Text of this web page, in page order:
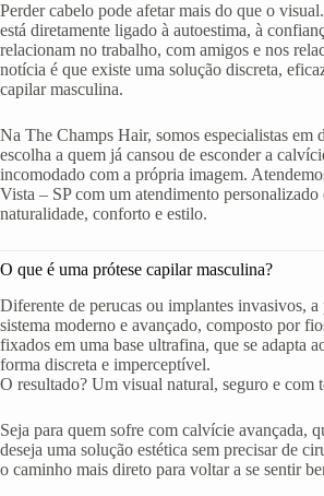
Perder cabelo pode afetar mais do que o
está diretamente ligado à autoestima, à
relacionam no trabalho, com amigos e nos
notícia é que existe uma solução discreta,
capilar masculina.
Na The Champs Hair, somos especialistas em
escolha a quem já cansou de esconder a
incomodado com a própria imagem.
Vista – SP com um atendimento
naturalidade, conforto e estilo.
O que é uma prótese capilar masculina?
Diferente de perucas ou implantes invasivos, a
sistema moderno e avançado, composto por
fixados em uma base ultrafina, que se adapta
forma discreta e imperceptível.
O resultado? Um visual natural, seguro e com
Seja para quem sofre com calvície avançada,
deseja uma solução estética sem precisar de
o caminho mais direto para voltar a se sentir